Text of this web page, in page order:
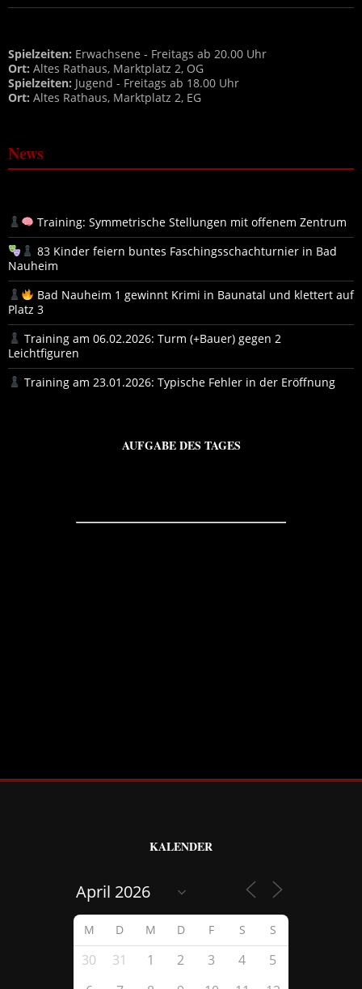
Spielzeiten: Erwachsene - Freitags ab 20.00 Uhr
Ort: Altes Rathaus, Marktplatz 2, OG
Spielzeiten: Jugend - Freitags ab 18.00 Uhr
Ort: Altes Rathaus, Marktplatz 2, EG
News
Training: Symmetrische Stellungen mit offenem Zentrum
83 Kinder feiern buntes Faschingsschachturnier in Bad
Nauheim
Bad Nauheim 1 gewinnt Krimi in Baunatal und klettert auf
Platz 3
Training am 06.02.2026: Turm (+Bauer) gegen 2
Leichtfiguren
Training am 23.01.2026: Typische Fehler in der Eröffnung
AUFGABE DES TAGES
KALENDER
M D M D F S S
30 31 1 2 3 4
5